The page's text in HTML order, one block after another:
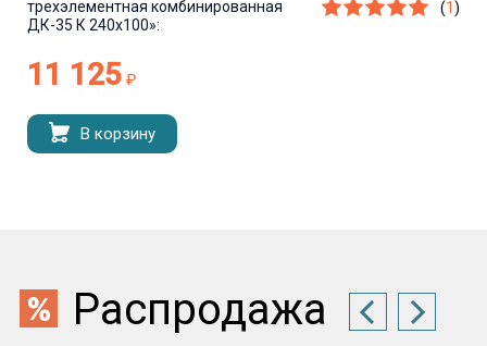
трехэлементная комбинированная
ДК-35 К 240х100»:
(1)
11 125 ₽
В корзину
Распродажа